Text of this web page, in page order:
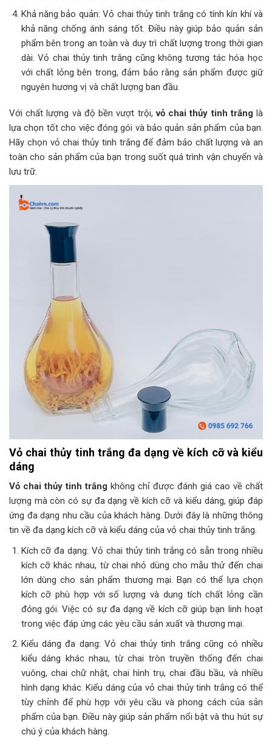
Khả năng bảo quản: Vỏ chai thủy tinh trắng có tính kín khí và
khả năng chống ánh sáng tốt. Điều này giúp bảo quản sản
phẩm bên trong an toàn và duy trì chất lượng trong thời gian
dài. Vỏ chai thủy tinh trắng cũng không tương tác hóa học
với chất lỏng bên trong, đảm bảo rằng sản phẩm được giữ
nguyên hương vị và chất lượng ban đầu.
Với chất lượng và độ bền vượt trội,vỏ chai thủy tinh trắng là
lựa chọn tốt cho việc đóng gói và bảo quản sản phẩm của bạn.
Hãy chọn vỏ chai thủy tinh trắng để đảm bảo chất lượng và an
toàn cho sản phẩm của bạn trong suốt quá trình vận chuyển và
lưu trữ.
Vỏ chai thủy tinh trắng đa dạng về kích cỡ và kiểu
dáng
Vỏ chai thủy tinh trắng không chỉ được đánh giá cao về chất
lượng mà còn có sự đa dạng về kích cỡ và kiểu dáng, giúp đáp
ứng đa dạng nhu cầu của khách hàng. Dưới đây là những thông
tin về đa dạng kích cỡ và kiểu dáng của vỏ chai thủy tinh trắng.
Kích cỡ đa dạng: Vỏ chai thủy tinh trắng có sẵn trong nhiều
kích cỡ khác nhau, từ chai nhỏ dùng cho mẫu thử đến chai
lớn dùng cho sản phẩm thương mại. Bạn có thể lựa chọn
kích cỡ phù hợp với số lượng và dung tích chất lỏng cần
đóng gói. Việc có sự đa dạng về kích cỡ giúp bạn linh hoạt
trong việc đáp ứng các yêu cầu sản xuất và thương mại.
Kiểu dáng đa dạng: Vỏ chai thủy tinh trắng cũng có nhiều
kiểu dáng khác nhau, từ chai tròn truyền thống đến chai
vuông, chai chữ nhật, chai hình trụ, chai đầu bầu, và nhiều
hình dạng khác. Kiểu dáng của vỏ chai thủy tinh trắng có thể
tùy chỉnh để phù hợp với yêu cầu và phong cách của sản
phẩm của bạn. Điều này giúp sản phẩm nổi bật và thu hút sự
chú ý của khách hàng.